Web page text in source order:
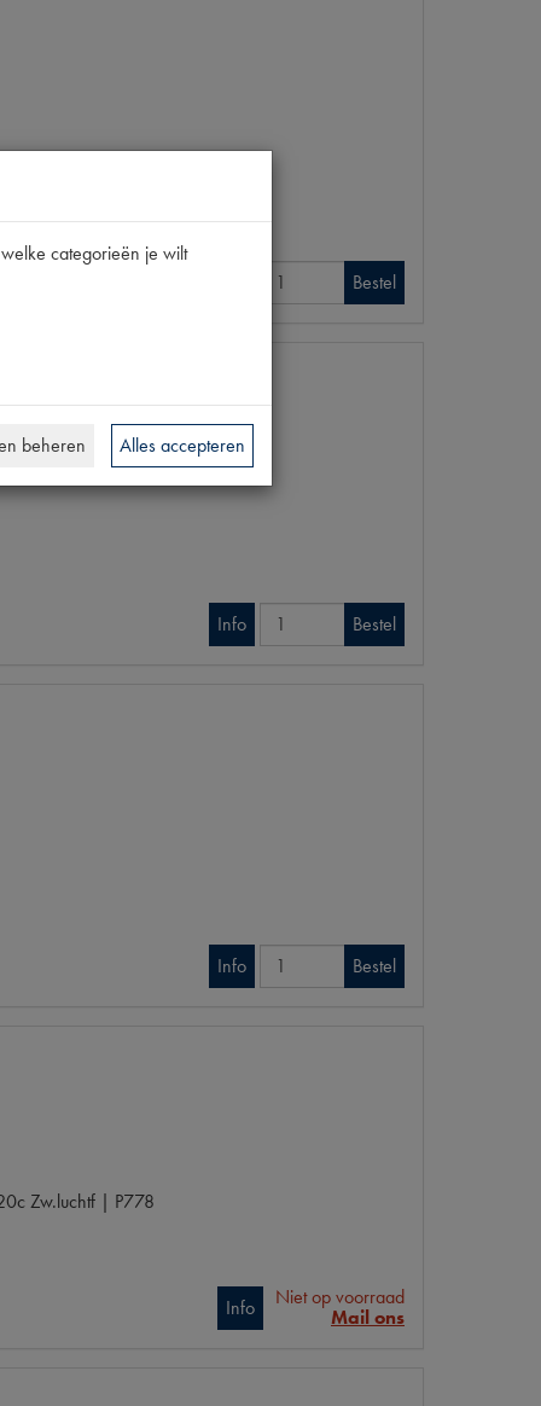
Bestel
Info
Bestel
Info
Bestel
Zw.luchtf | P778
Info
Niet op voorraad
Mail ons
categorieën je wilt
beheren Alles accepteren